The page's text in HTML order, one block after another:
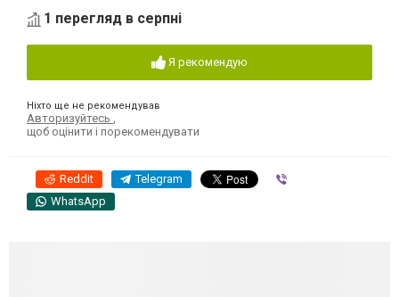
1 перегляд в серпні
Я рекомендую
Ніхто ще не рекомендував
Авторизуйтесь ,
щоб оцінити і порекомендувати
Reddit Telegram
WhatsApp